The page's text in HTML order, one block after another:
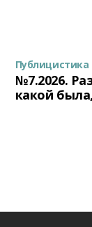
Публицистика
№7.2026.
какой